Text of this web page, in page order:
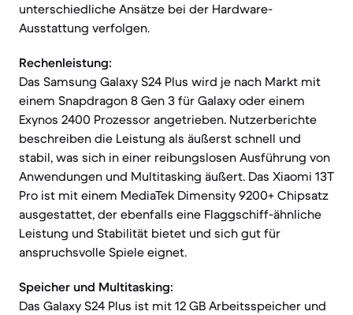
unterschiedliche Ansätze bei der Hardware-
Ausstattung verfolgen.
Rechenleistung:
Das Samsung Galaxy S24 Plus wird je nach Markt mit
einem Snapdragon 8 Gen 3 für Galaxy oder einem
Exynos 2400 Prozessor angetrieben. Nutzerberichte
beschreiben die Leistung als äußerst schnell und
stabil, was sich in einer reibungslosen Ausführung von
Anwendungen und Multitasking äußert. Das Xiaomi 13T
Pro ist mit einem MediaTek Dimensity 9200+ Chipsatz
ausgestattet, der ebenfalls eine Flaggschiff-ähnliche
Leistung und Stabilität bietet und sich gut für
anspruchsvolle Spiele eignet.
Speicher und Multitasking:
Das Galaxy S24 Plus ist mit 12 GB Arbeitsspeicher und